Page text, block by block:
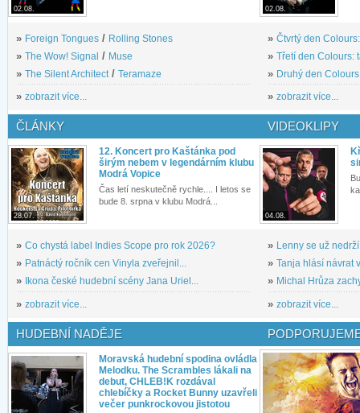
02.08.
» Foreign Tongues / Rolling Stones
» The Wow! Signal / Muse
» The Silent Architect / Teramaze
» zobrazit více...
02.08.
» Čtvrtý den
» Třetí den Colours:
» Druhý den
» zobrazit více...
ČLÁNKY
28.07.
12. Koncert pro Kaštánka pod
širým nebem v legendárním klubu
Modrá Vopice
Čas letí neskutečně rychle.... I letos se
bude 8. srpna v klubu Modrá...
» Co chystá label Indies Scope pro rok 2026?
» Patnáctý ročník cen Vinyla zveřejnil...
»
Ikona české hudební scény Jana Uriel...
» zobrazit více...
VIDEOKLIPY
04.08.
» Lenny se už
» Tanja hlásí návrat
» Michal Hrůza
» zobrazit více...
HUDEBNÍ NADĚJE
Moravská hudební spodina ovládla
Melodku. The Scrambles lákali na
debut, CHLEB!K rozdával
chlebíčky a Rocket Bunny uzavřeli
večer punkrockovou jistotou